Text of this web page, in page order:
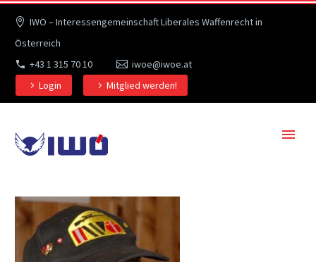
IWÖ – Interessengemeinschaft Liberales Waffenrecht in
Österreich
+43 1 315 70 10
iwoe@iwoe.at
Login
Mitglied werden!